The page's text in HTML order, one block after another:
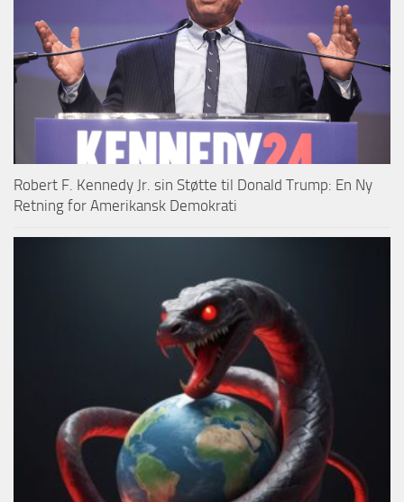
Robert F. Kennedy Jr. sin Støtte til Donald Trump: En Ny
Retning for Amerikansk Demokrati